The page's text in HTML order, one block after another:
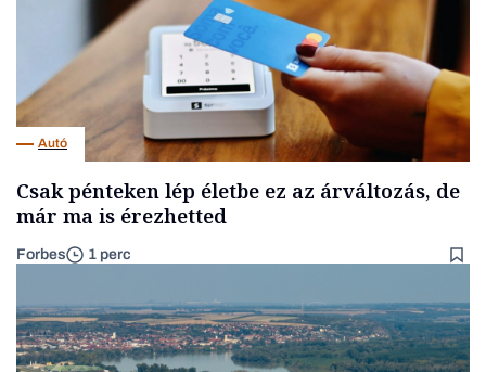
Autó
Csak pénteken lép életbe ez az árváltozás, de
már ma is érezhetted
Forbes 1 perc